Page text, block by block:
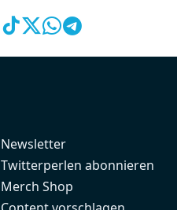
Newsletter
Twitterperlen abonnieren
Merch Shop